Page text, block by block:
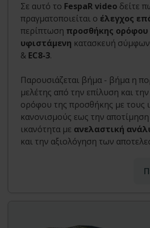
Σε αυτό το FespaR video δείτε
πραγματοποιείται ο έλεγχος
περίπτωση προσθήκης ορόφου
υφιστάμενη κατασκευή
& EC8-3.
Παρουσιάζεται βήμα - βήμα η
μελέτης από την επίλυση και
ορόφου της προσθήκης με τους
κανονισμούς εως την
ικανότητα με ανελαστική
και την αξιολόγηση των